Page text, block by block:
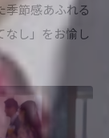
節感あふれる
なし」をお愉し